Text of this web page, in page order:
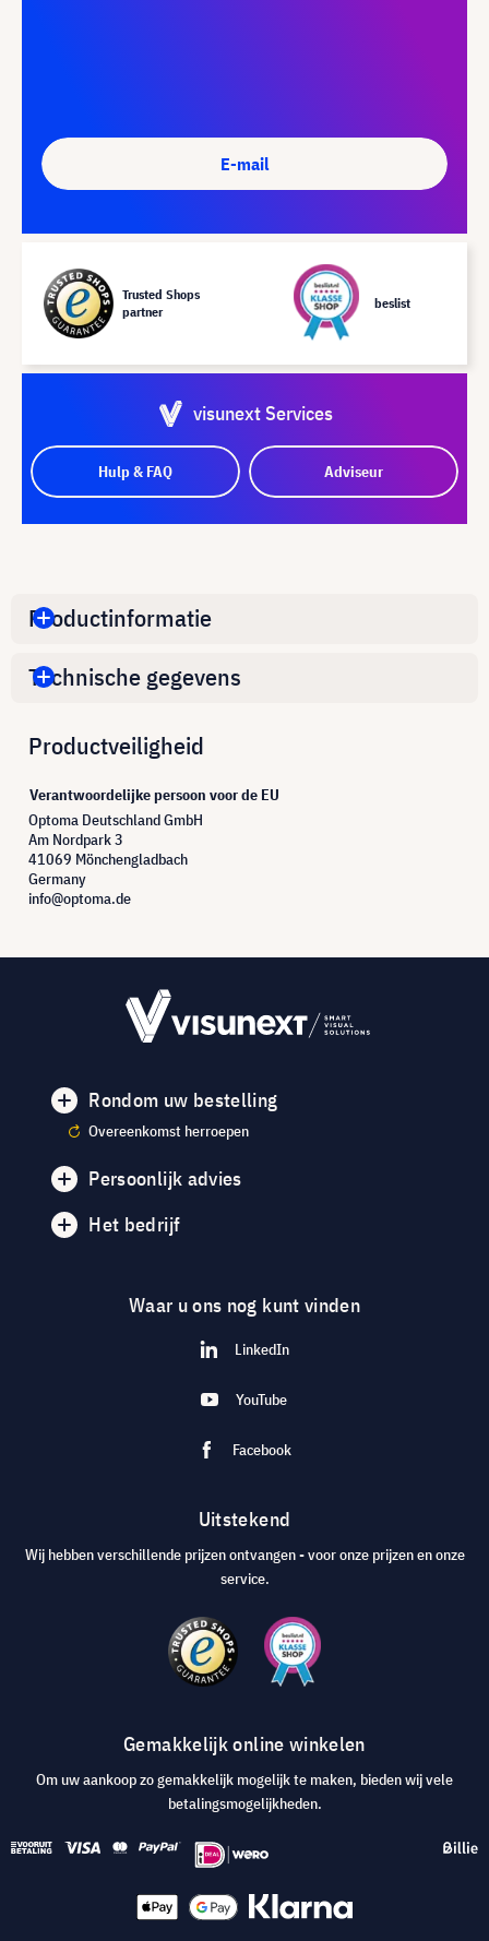
E-mail
Trusted Shops
partner
beslist
visunext Services
Hulp & FAQ Adviseur
Productinformatie
Technische gegevens
Productveiligheid
Verantwoordelijke persoon voor de EU
Optoma Deutschland GmbH
Am Nordpark 3
41069 Mönchengladbach
Germany
info@optoma.de
Rondom uw bestelling
Overeenkomst herroepen
Persoonlijk advies
Het bedrijf
Waar u ons nog kunt vinden
LinkedIn
YouTube
Facebook
Uitstekend
Wij hebben verschillende prijzen ontvangen - voor onze prijzen en onze
service.
Gemakkelijk online winkelen
Om uw aankoop zo gemakkelijk mogelijk te maken, bieden wij vele
betalingsmogelijkheden.